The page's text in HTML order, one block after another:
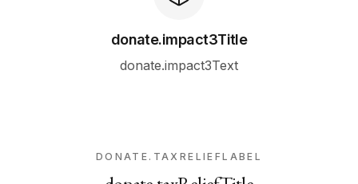
donate.impact3Title
donate.impact3Text
DONATE.TAXRELIEFLABEL